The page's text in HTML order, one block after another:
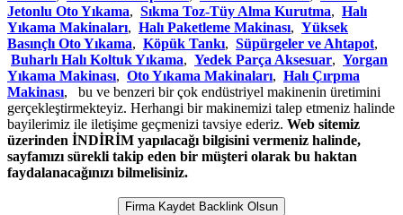
Jetonlu Oto Yıkama, Sıkma Toz-Tüy Alma Kurutma, Halı
Yıkama Makinaları, Halı Paketleme Makinası, Yüksek
Basınçlı Oto Yıkama, Köpük Tankı, Süpürgeler ve Ahtapot,
Buharlı Halı Koltuk Yıkama, Yedek Parça Aksesuar, Yorgan
Yıkama Makinası, Oto Yıkama Makinaları, Halı Çırpma
Makinası, bu ve benzeri bir çok endüstriyel makinenin üretimini
gerçekleştirmekteyiz. Herhangi bir makinemizi talep etmeniz halinde
bayilerimiz ile iletişime geçmenizi tavsiye ederiz. Web sitemiz
üzerinden İNDİRİM yapılacağı bilgisini vermeniz halinde,
sayfamızı sürekli takip eden bir müşteri olarak bu haktan
faydalanacağınızı bilmelisiniz.
Firma Kaydet Backlink Olsun